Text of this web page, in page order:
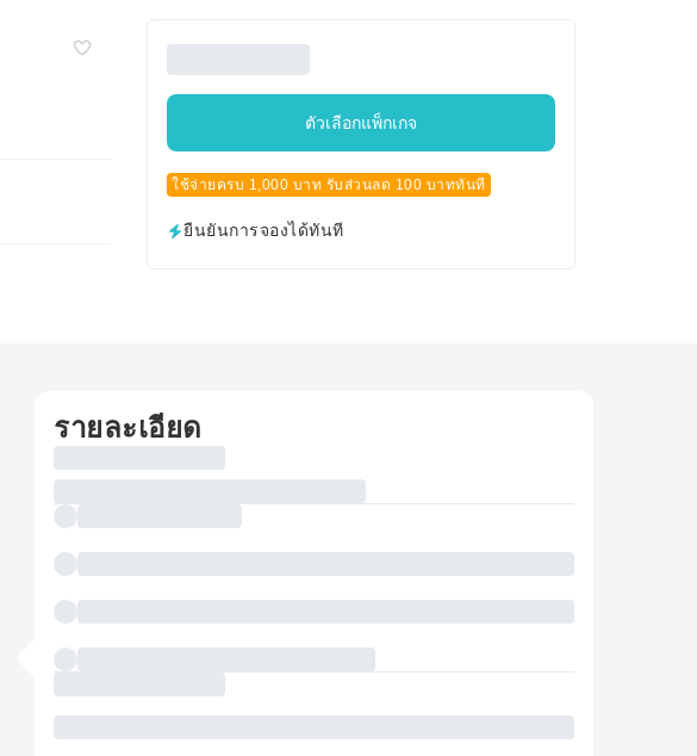
ตัวเลือกแพ็กเกจ
ใช้จ่ายครบ 1,000 บาท รับส่วนลด 100 บาททันที
ยืนยันการจองได้ทันที
รายละเอียด